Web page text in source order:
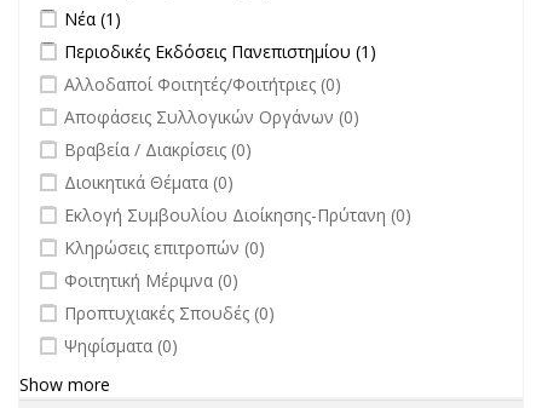
Apply Νέα filter
Νέα (1)
Apply Περιοδικές Εκδόσεις Πανεπιστημίου filter
Περιοδικές Εκδόσεις Πανεπιστημίου (1)
undefined
Αλλοδαποί Φοιτητές/Φοιτήτριες (0)
undefined
Αποφάσεις Συλλογικών Οργάνων (0)
undefined
Βραβεία / Διακρίσεις (0)
undefined
Διοικητικά Θέματα (0)
undefined
Εκλογή Συμβουλίου Διοίκησης-Πρύτανη (0)
undefined
Κληρώσεις επιτροπών (0)
undefined
Φοιτητική Μέριμνα (0)
undefined
Προπτυχιακές Σπουδές (0)
undefined
Ψηφίσματα (0)
Show more